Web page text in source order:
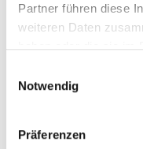
Partner führen diese
weiteren Daten
haben oder die sie im
Notwendig
Präferenzen
Bischof Voderholzer
Rheinland Köln, im
Sammlung im
Text: Leon Schönfeld
(kw)